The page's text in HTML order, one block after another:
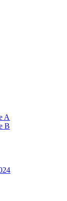
A
B